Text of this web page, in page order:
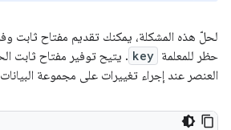
لحلّ هذه المشكلة، يمكنك تقديم مفتاح ثابت
حظر للمعلمة key . يتيح توفير مفتاح ثابت
العنصر عند إجراء تغييرات على مجموعة